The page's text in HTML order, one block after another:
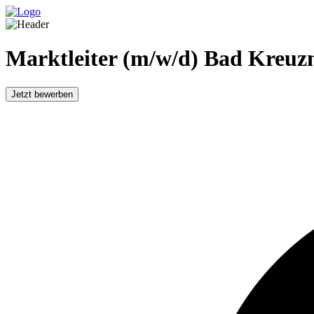
Marktleiter (m/w/d) Bad
Jetzt bewerben